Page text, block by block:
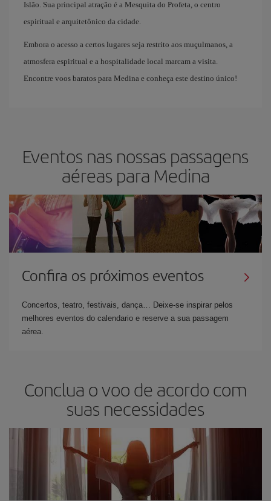
Islão. Sua principal atração é a Mesquita do Profeta, o centro
espiritual e arquitetônico da cidade.
Embora o acesso a certos lugares seja restrito aos muçulmanos, a
atmosfera espiritual e a hospitalidade local marcam a visita.
Encontre voos baratos para Medina e conheça este destino único!
Eventos nas nossas passagens
aéreas para Medina
Confira os próximos eventos
Concertos, teatro, festivais, dança… Deixe-se inspirar pelos
melhores eventos do calendario e reserve a sua passagem
aérea.
Conclua o voo de acordo com
suas necessidades